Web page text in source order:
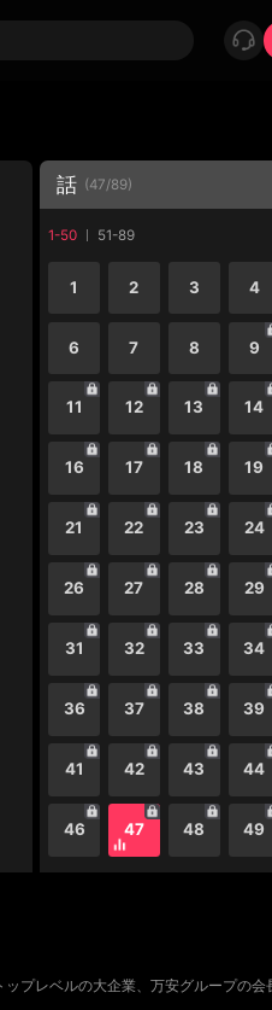
話 (47/89)
1-50 51-89
1 2 3 4
6 7 8 9
11 12 13 14
16 17 18 19
21 22 23 24
26 27 28 29
31 32 33 34
36 37 38 39
41 42 43 44
46 47 48 49
プレベルの大企業、万安グループの会